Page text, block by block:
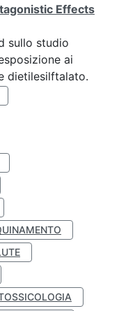
Effects
sullo studio
ai
dietilesilftalato.